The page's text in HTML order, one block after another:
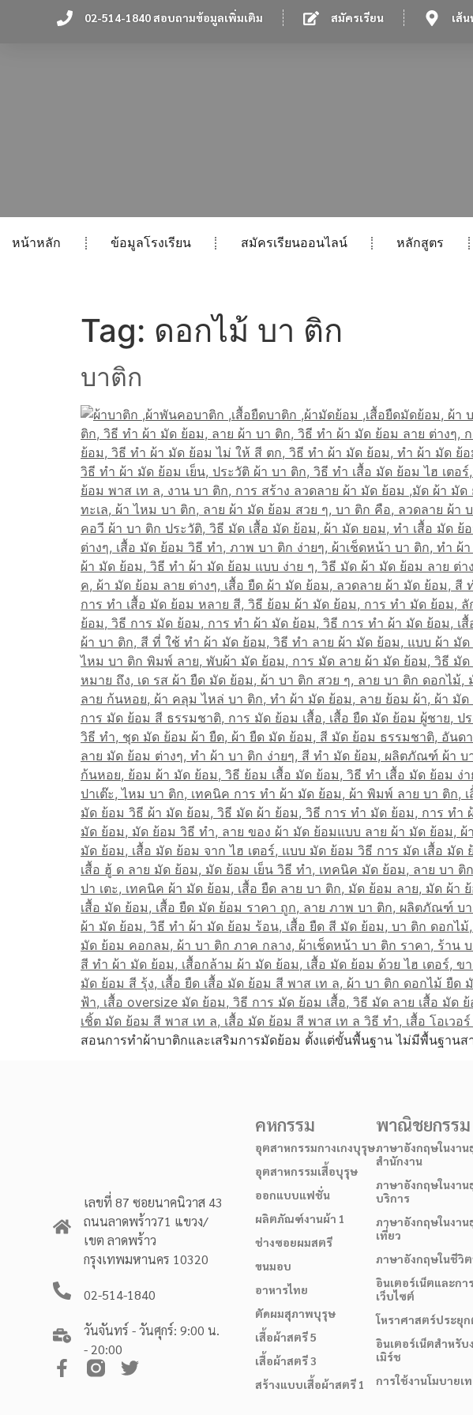
02-514-1840 สอบถามข้อมูลเพิ่มเติม สมัครเรียน เส้
หน้าหลัก ข้อมูลโรงเรียน สมัครเรียนออนไลน์ หลักสูตร
Tag: ดอกไม้ บา ติก
บาติก
สอนการทำผ้าบาติกและเสริมการมัดย้อม ตั้งแต่ขั้นพื้นฐาน ไม่มีพื้นฐานส
เลขที่ 87 ซอยนาคนิวาส 43
ถนนลาดพร้าว71 แขวง/
เขต ลาดพร้าว
กรุงเทพมหานคร 10320
02-514-1840
วันจันทร์ - วันศุกร์: 9:00 น.
- 20:00
คหกรรม
อุตสาหกรรมกางเกงบุรุษ
อุตสาหกรรมเสื้อบุรุษ
ออกแบบแฟชั่น
ผลิตภัณฑ์งานผ้า 1
ช่างซอยผมสตรี
ขนมอบ
อาหารไทย
ตัดผมสุภาพบุรุษ
เสื้อผ้าสตรี 5
เสื้อผ้าสตรี 3
สร้างแบบเสื้อผ้าสตรี 1
พาณิชยกรรม
ภาษาอังกฤษในงาน
สำนักงาน
ภาษาอังกฤษในงาน
บริการ
ภาษาอังกฤษในงาน
เที่ยว
ภาษาอังกฤษในชีวิ
อินเตอร์เน็ตและกา
เว็บไซต์
โหราศาสตร์ประยุ
อินเตอร์เน็ตสำหรับ
เมิร์ช
การใช้งานโมบายเ